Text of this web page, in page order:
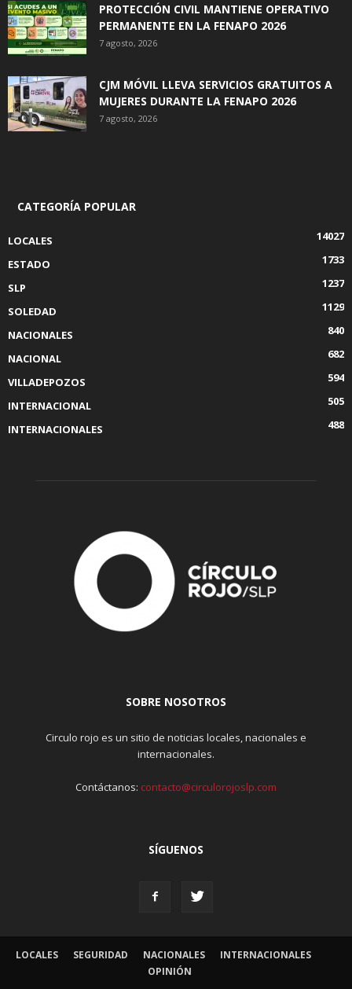
PROTECCIÓN CIVIL MANTIENE OPERATIVO
PERMANENTE EN LA FENAPO 2026
7 agosto, 2026
CJM MÓVIL LLEVA SERVICIOS GRATUITOS A
MUJERES DURANTE LA FENAPO 2026
7 agosto, 2026
CATEGORÍA POPULAR
LOCALES
14027
ESTADO
1733
SLP
1237
SOLEDAD
1129
NACIONALES
840
NACIONAL
682
VILLADEPOZOS
594
INTERNACIONAL
505
INTERNACIONALES
488
SOBRE NOSOTROS
Circulo rojo es un sitio de noticias locales, nacionales e
internacionales.
Contáctanos: contacto@circulorojoslp.com
SÍGUENOS
LOCALES SEGURIDAD NACIONALES
INTERNACIONALES
OPINIÓN